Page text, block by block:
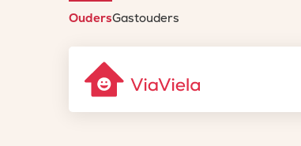
OudersGastouders